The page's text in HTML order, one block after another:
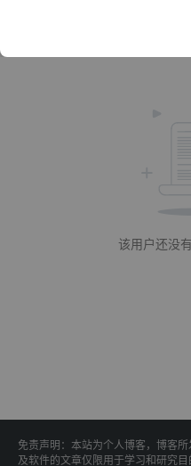
该用户还没
免责声明：本站为个人博客，博客
及软件的文章仅限用于学习和研究